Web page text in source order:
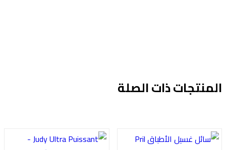
ذات الصلة